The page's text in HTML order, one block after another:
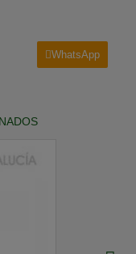
WhatsApp